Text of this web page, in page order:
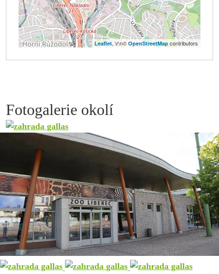
Leaflet, \r\n© OpenStreetMap contributors
Fotogalerie okolí